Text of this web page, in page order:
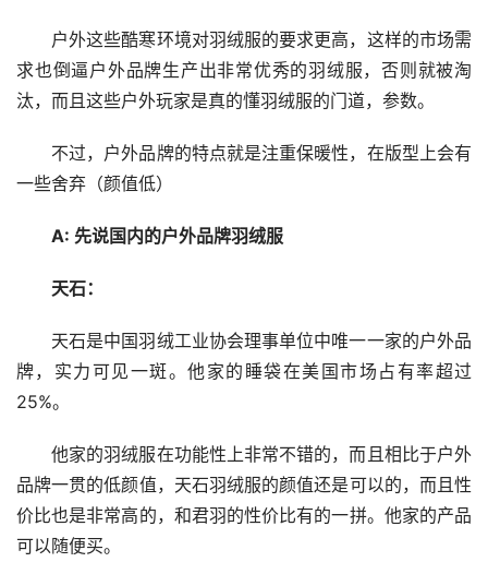
户外这些酷寒环境对羽绒服的要求更高，这样的市场需
求也倒逼户外品牌生产出非常优秀的羽绒服，否则就被淘
汰，而且这些户外玩家是真的懂羽绒服的门道，参数。
不过，户外品牌的特点就是注重保暖性，在版型上会有
一些舍弃（颜值低）
A: 先说国内的户外品牌羽绒服
天石：
天石是中国羽绒工业协会理事单位中唯一一家的户外品
牌，实力可见一斑。他家的睡袋在美国市场占有率超过
25%。
他家的羽绒服在功能性上非常不错的，而且相比于户外
品牌一贯的低颜值，天石羽绒服的颜值还是可以的，而且性
价比也是非常高的，和君羽的性价比有的一拼。他家的产品
可以随便买。